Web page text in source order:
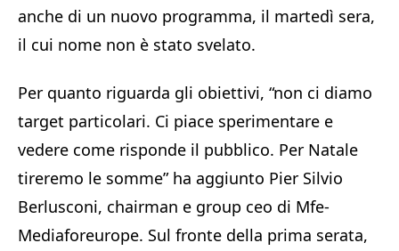
anche di un nuovo programma, il martedì sera,
il cui nome non è stato svelato.
Per quanto riguarda gli obiettivi, “non ci diamo
target particolari. Ci piace sperimentare e
vedere come risponde il pubblico. Per Natale
tireremo le somme” ha aggiunto Pier Silvio
Berlusconi, chairman e group ceo di Mfe-
Mediaforeurope. Sul fronte della prima serata,